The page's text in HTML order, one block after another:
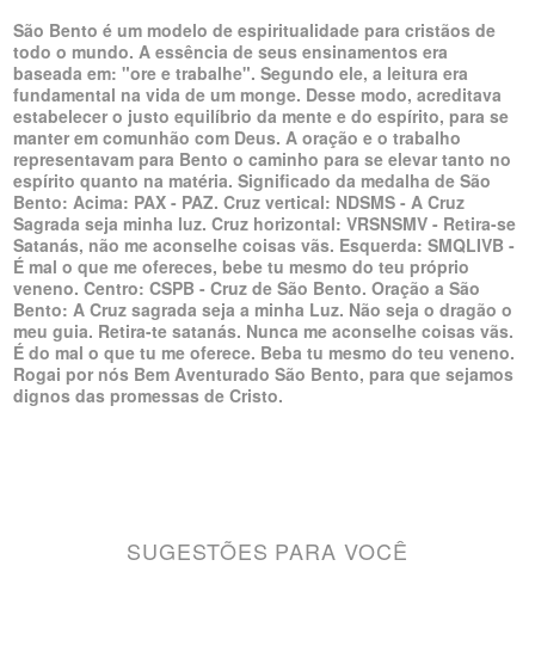
São Bento é um modelo de espiritualidade para cristãos de
todo o mundo. A essência de seus ensinamentos era
baseada em: "ore e trabalhe". Segundo ele, a leitura era
fundamental na vida de um monge. Desse modo, acreditava
estabelecer o justo equilíbrio da mente e do espírito, para se
manter em comunhão com Deus. A oração e o trabalho
representavam para Bento o caminho para se elevar tanto no
espírito quanto na matéria. Significado da medalha de São
Bento: Acima: PAX - PAZ. Cruz vertical: NDSMS - A Cruz
Sagrada seja minha luz. Cruz horizontal: VRSNSMV - Retira-se
Satanás, não me aconselhe coisas vãs. Esquerda: SMQLIVB -
É mal o que me ofereces, bebe tu mesmo do teu próprio
veneno. Centro: CSPB - Cruz de São Bento. Oração a São
Bento: A Cruz sagrada seja a minha Luz. Não seja o dragão o
meu guia. Retira-te satanás. Nunca me aconselhe coisas vãs.
É do mal o que tu me oferece. Beba tu mesmo do teu veneno.
Rogai por nós Bem Aventurado São Bento, para que sejamos
dignos das promessas de Cristo.
SUGESTÕES PARA VOCÊ